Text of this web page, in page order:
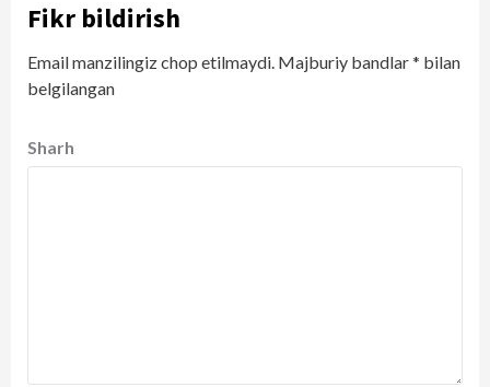
Fikr bildirish
Email manzilingiz chop etilmaydi. Majburiy bandlar* bilan
belgilangan
Sharh